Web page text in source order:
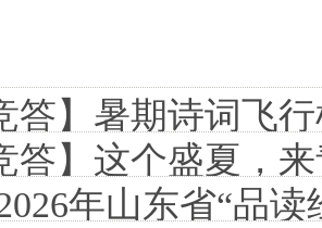
答】暑期诗词飞
答】这个盛夏，
年山东省“品